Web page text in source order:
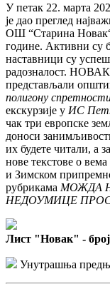
У петак 22. марта
је дао преглед
ОШ “Старина
године. Активни су
наставници су
радозналост. НОВАК
представљали
полигону
екскурзије у ИС
чак три европске
доноси
их будете читали, а
нове текстове о
и Зимском
рубрикама МОЖДА
НЕДОУМИЦЕ
Лист "Новак" -
Унутрашња